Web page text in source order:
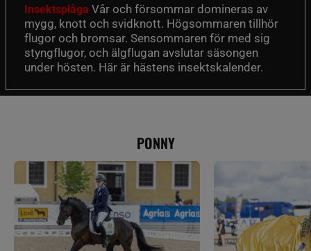
Insektsplåga Vår och försommar domineras av
mygg, knott och svidknott. Högsommaren tillhör
flugor och bromsar. Sensommaren för med sig
styngflugor, och älgflugan avslutar säsongen
under hösten. Här är hästens insektskalender.
PONNY